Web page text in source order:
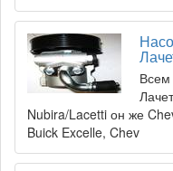
Nubira/Lacetti он же
Buick Excelle, Chev